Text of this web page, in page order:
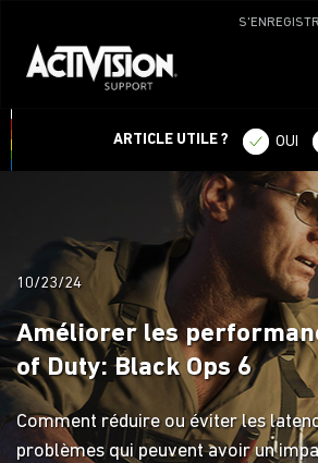
ARTICLE UTILE ? OUI
10/23/24
Améliorer les
of Duty: Black Ops 6
Comment réduire ou éviter les
problèmes qui peuvent avoir un